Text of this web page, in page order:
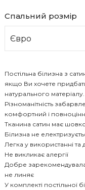
Спальний розмір
Постільна білизна з
якщо Ви хочете
натурального матеріалу.
Різноманітність
комфортний і
Тканина сатин має
Білизна не
Легка у використанні та
Не викликає алергії
Добре
не линяє
У комплекті постільної